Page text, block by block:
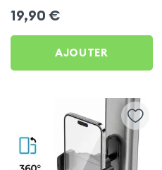
et Écran central pour
Google Pixel 6a
19,90 €
AJOUTER